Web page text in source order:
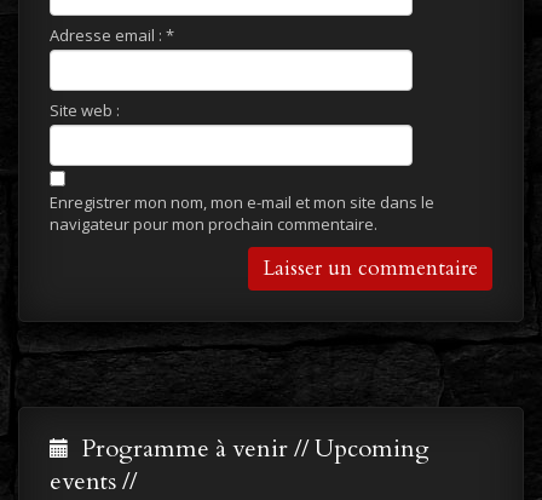
Adresse email : *
Site web :
Enregistrer mon nom, mon e-mail et mon site dans le
navigateur pour mon prochain commentaire.
Programme à venir // Upcoming
events //